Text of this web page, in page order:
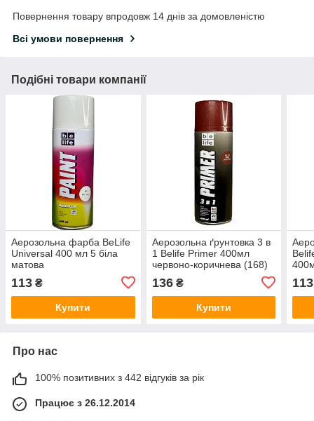
Повернення товару впродовж 14 днів за домовленістю
Всі умови повернення
Подібні товари компанії
Аерозольна фарба BeLife
Universal 400 мл 5 біла
матова
113 ₴
Купити
Аерозольна ґрунтовка 3 в
1 Belife Primer 400мл
червоно-коричнева (168)
136₴
Купити
113
Про нас
100% позитивних з 442 відгуків за рік
Працює з 26.12.2014